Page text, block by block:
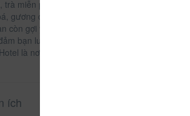
miễn phí, nước uống chào đón miễn
gương cũng được trang bị trong một số
còn gợi ý cho bạn những hoạt động vui
bạn luôn thấy hứng thú trong suốt kỳ
là nơi dừng chân chất lượng cao tại Đà
ích